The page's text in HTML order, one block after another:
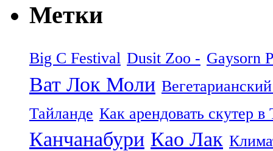
Метки
Big C Festival Dusit Zoo - Gaysorn
Ват Лок Моли
Тайланде Как арендовать скутер в
Канчанабури Као Лак